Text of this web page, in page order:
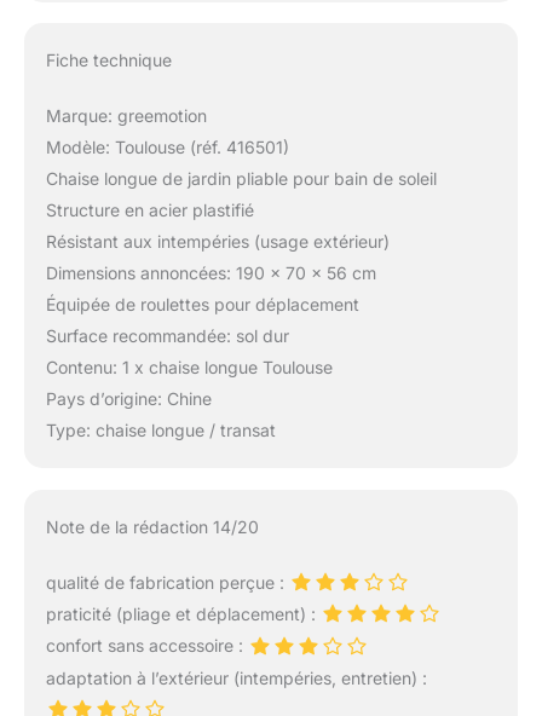
Fiche technique
Marque: greemotion
Modèle: Toulouse (réf. 416501)
Chaise longue de jardin pliable pour bain de soleil
Structure en acier plastifié
Résistant aux intempéries (usage extérieur)
Dimensions annoncées: 190 x 70 x 56 cm
Équipée de roulettes pour déplacement
Surface recommandée: sol dur
Contenu: 1 x chaise longue Toulouse
Pays d’origine: Chine
Type: chaise longue / transat
Note de la rédaction 14/20
qualité de fabrication perçue :
praticité (pliage et déplacement) :
confort sans accessoire :
adaptation à l’extérieur (intempéries, entretien) :